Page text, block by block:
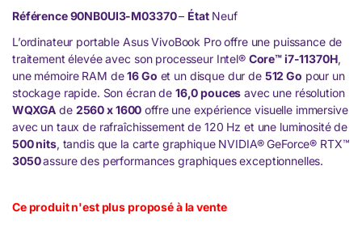
Référence90NB0UI3-M03370– État Neuf
L’ordinateur portable Asus VivoBook Pro offre une puissance de
traitement élevée avec son processeur Intel® Core™ i7-11370H,
une mémoire RAM de16 Go et un disque dur de 512 Go pour un
stockage rapide. Son écran de 16,0 pouces avec une résolution
WQXGA de 2560 x 1600 offre une expérience visuelle immersive
avec un taux de rafraîchissement de 120 Hz et une luminosité de
500 nits, tandis que la carte graphique NVIDIA® GeForce® RTX™
3050assure des performances graphiques exceptionnelles.
Ce produit n'est plus proposé à la vente